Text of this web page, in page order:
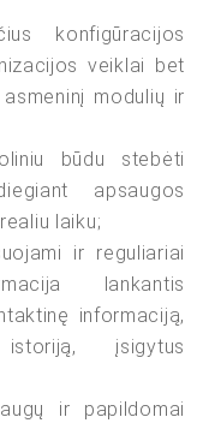
konfigūracijos
veiklai bet
modulių ir
būdu stebėti
apsaugos
laiku;
ir reguliariai
lankantis
informaciją,
įsigytus
ir papildomai